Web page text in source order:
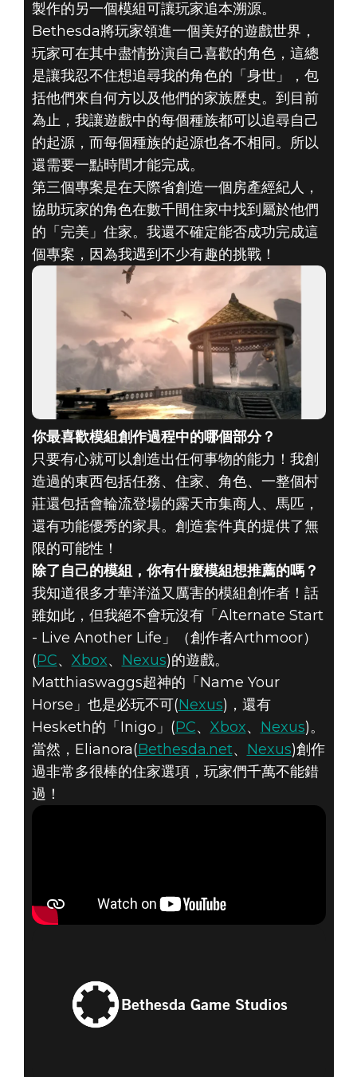
製作的另一個模組可讓玩家追本溯源。
Bethesda將玩家領進一個美好的遊戲世界，
玩家可在其中盡情扮演自己喜歡的角色，這總
是讓我忍不住想追尋我的角色的「身世」，包
括他們來自何方以及他們的家族歷史。到目前
為止，我讓遊戲中的每個種族都可以追尋自己
的起源，而每個種族的起源也各不相同。所以
還需要一點時間才能完成。
第三個專案是在天際省創造一個房產經紀人，
協助玩家的角色在數千間住家中找到屬於他們
的「完美」住家。我還不確定能否成功完成這
個專案，因為我遇到不少有趣的挑戰！
你最喜歡模組創作過程中的哪個部分？
只要有心就可以創造出任何事物的能力！我創
造過的東西包括任務、住家、角色、一整個村
莊還包括會輪流登場的露天市集商人、馬匹，
還有功能優秀的家具。創造套件真的提供了無
限的可能性！
除了自己的模組，你有什麼模組想推薦的嗎？
我知道很多才華洋溢又厲害的模組創作者！話
雖如此，但我絕不會玩沒有「Alternate Start
- Live Another Life」（創作者Arthmoor）
(PC、 Xbox、 Nexus)的遊戲。
Matthiaswaggs超神的「Name Your
Horse」也是必玩不可(Nexus)，還有
Hesketh的「Inigo」(PC、 Xbox、 Nexus)。
當然，Elianora(Bethesda.net、 Nexus)創作
過非常多很棒的住家選項，玩家們千萬不能錯
過！
Bethesda Game Studios